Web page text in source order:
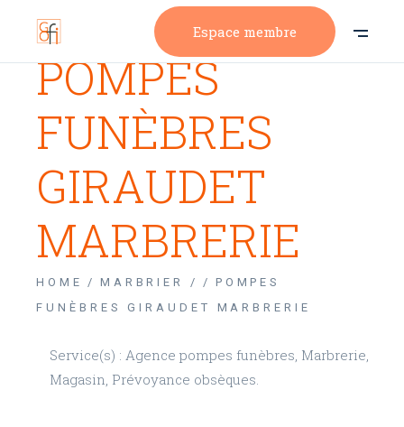
Espace membre
POMPES
FUNÈBRES
GIRAUDET
MARBRERIE
HOME MARBRIER /
POMPES
FUNÈBRES GIRAUDET MARBRERIE
Service(s) : Agence pompes funèbres, Marbrerie,
Magasin, Prévoyance obsèques.